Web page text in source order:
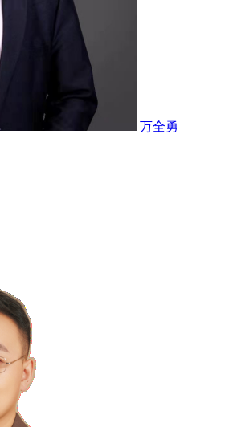
; 5、为维护本网站的合法权益；
理安全措施来降低丢失、误用、非授
您的信息不会被未经授权的访问所窃
漏、毁损或灭失。如您发现账号及密码
务时，请妥善保管好您的学府教育账号
后果。如您发现学府教育账号及其密码
任何责任。
6.4 在不幸发生个人信息安
建议、对您的补救措施等。事件相关情
和事件负法律责任。用户注册成功，
网络服务，视为用户同意该等声明、通
我们的产品和/或服务中所上传或发布
务的其他用户也有可能分享与您有关
不受我们控制的非关联第三方独立地缓
在一些情况下，您可通过联系我们要
医疗信息等。相比其他个人信息，个人
，可能会泄露您的个人敏感信息。您需
感信息。
万全勇